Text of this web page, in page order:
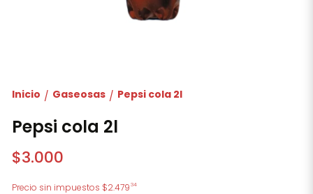
Inicio / Gaseosas / Pepsi cola 2l
Pepsi cola 2l
$3.000
Precio sin impuestos $2.47934